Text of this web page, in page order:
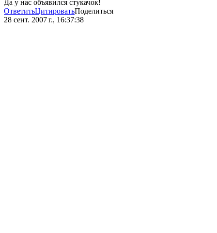
Да у нас объявился стукачок!
ОтветитьЦитироватьПоделиться
28 сент. 2007 г., 16:37:38